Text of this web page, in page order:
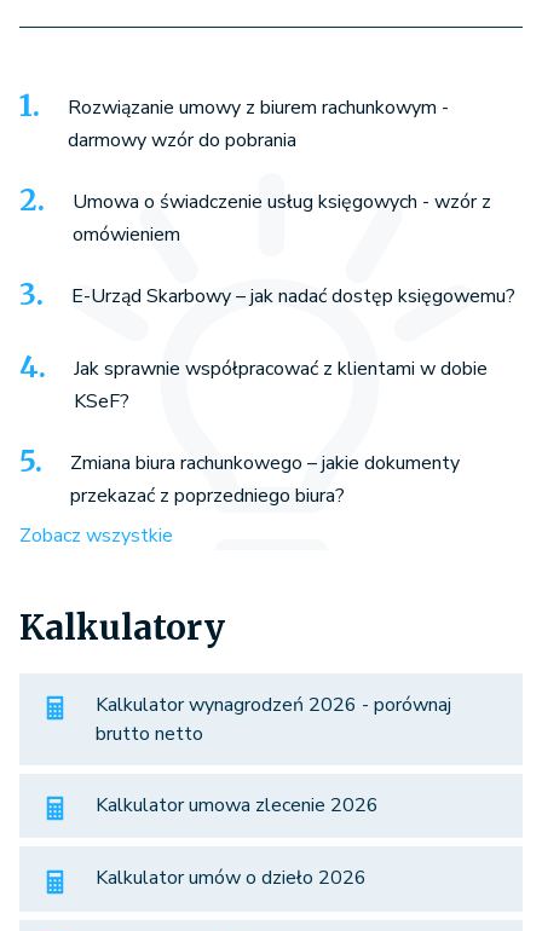
Rozwiązanie umowy z biurem rachunkowym -
darmowy wzór do pobrania
Umowa o świadczenie usług księgowych - wzór z
omówieniem
E-Urząd Skarbowy – jak nadać dostęp księgowemu?
Jak sprawnie współpracować z klientami w dobie
KSeF?
Zmiana biura rachunkowego – jakie dokumenty
przekazać z poprzedniego biura?
Zobacz wszystkie
Kalkulatory
Kalkulator wynagrodzeń 2026 - porównaj
brutto netto
Kalkulator umowa zlecenie 2026
Kalkulator umów o dzieło 2026